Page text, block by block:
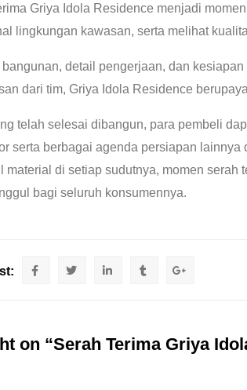
Griya Idola Residence menjadi
lingkungan kawasan, serta melihat
detail pengerjaan, dan
dari tim, Griya Idola Residence
telah selesai dibangun, para pembeli
serta berbagai agenda persiapan
material di setiap sudutnya, momen
bagi seluruh konsumennya.
on “Serah Terima Griya